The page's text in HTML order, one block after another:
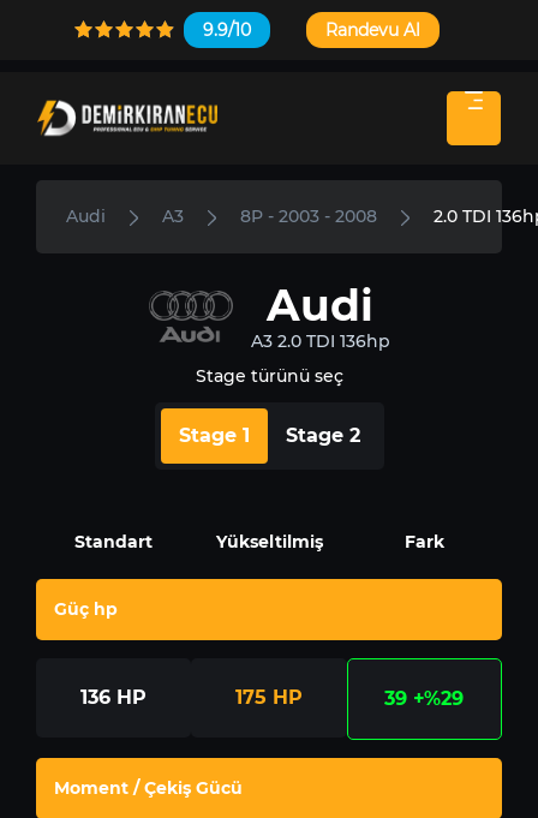
9.9/10 Randevu Al
Audi A3 8P - 2003 - 2008 2.0 TDI
Audi
A3 2.0 TDI 136hp
Stage türünü seç
Stage 1 Stage 2
Standart Yükseltilmiş Fark
Güç hp
136 HP 175 HP 39 +%29
Moment / Çekiş Gücü